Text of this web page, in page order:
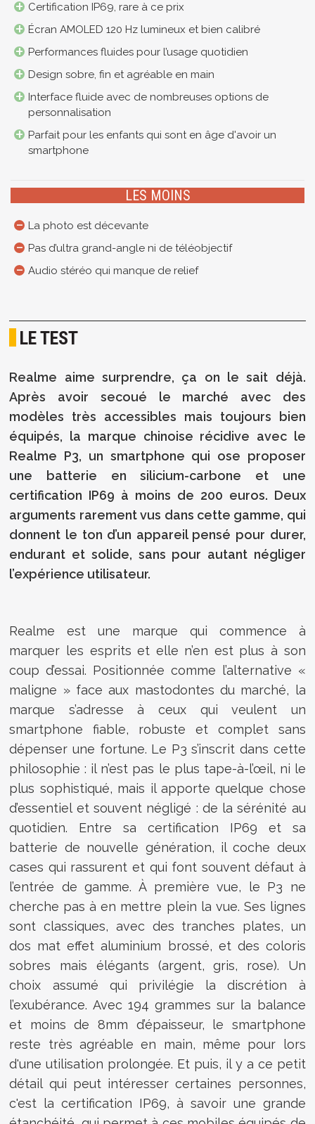
Certification IP69, rare à ce prix
Écran AMOLED 120 Hz lumineux et bien calibré
Performances fluides pour l’usage quotidien
Design sobre, fin et agréable en main
Interface fluide avec de nombreuses options de
personnalisation
Parfait pour les enfants qui sont en âge d'avoir un
smartphone
LES MOINS
La photo est décevante
Pas d’ultra grand-angle ni de téléobjectif
Audio stéréo qui manque de relief
LE TEST
Realme aime surprendre, ça on le sait déjà.
Après avoir secoué le marché avec des
modèles très accessibles mais toujours bien
équipés, la marque chinoise récidive avec le
Realme P3, un smartphone qui ose proposer
une batterie en silicium-carbone et une
certification IP69 à moins de 200 euros. Deux
arguments rarement vus dans cette gamme, qui
donnent le ton d’un appareil pensé pour durer,
endurant et solide, sans pour autant négliger
l’expérience utilisateur.
Realme est une marque qui commence à
marquer les esprits et elle n’en est plus à son
coup d’essai. Positionnée comme l’alternative «
maligne » face aux mastodontes du marché, la
marque s’adresse à ceux qui veulent un
smartphone fiable, robuste et complet sans
dépenser une fortune. Le P3 s’inscrit dans cette
philosophie : il n’est pas le plus tape-à-l’œil, ni le
plus sophistiqué, mais il apporte quelque chose
d’essentiel et souvent négligé : de la sérénité au
quotidien. Entre sa certification IP69 et sa
batterie de nouvelle génération, il coche deux
cases qui rassurent et qui font souvent défaut à
l’entrée de gamme. À première vue, le P3 ne
cherche pas à en mettre plein la vue. Ses lignes
sont classiques, avec des tranches plates, un
dos mat effet aluminium brossé, et des coloris
sobres mais élégants (argent, gris, rose). Un
choix assumé qui privilégie la discrétion à
l’exubérance. Avec 194 grammes sur la balance
et moins de 8mm d’épaisseur, le smartphone
reste très agréable en main, même pour lors
d'une utilisation prolongée. Et puis, il y a ce petit
détail qui peut intéresser certaines personnes,
c'est la certification IP69, à savoir une grande